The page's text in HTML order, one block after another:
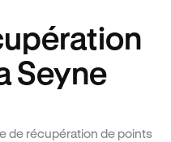
Seyne
de récupération de points